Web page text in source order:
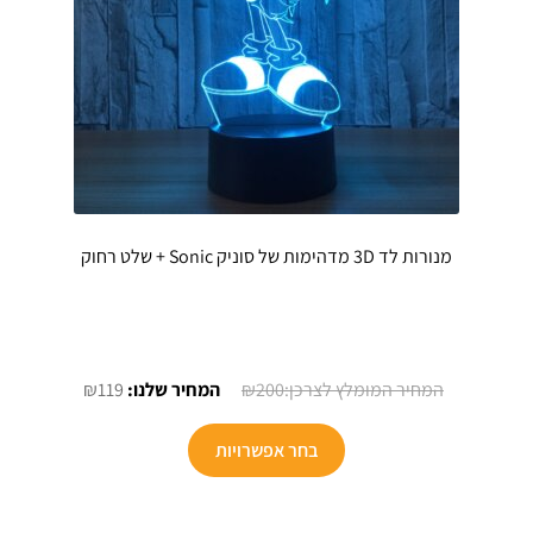
מנורות לד 3D מדהימות של סוניק Sonic + שלט רחוק
₪200
המחיר
המקורי
היה:
₪200.
₪119 המחיר
בחר אפשרויות
למוצר